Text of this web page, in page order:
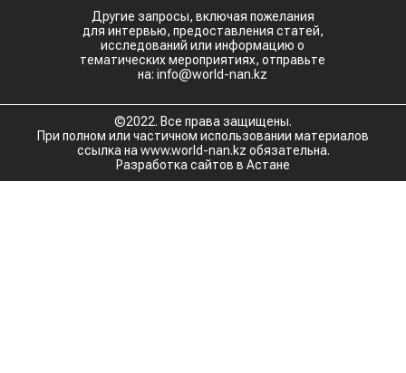
Другие запросы, включая пожелания
для интервью, предоставления статей,
исследований или информацию о
тематических мероприятиях, отправьте
на: info@world-nan.kz
©2022. Все права защищены.
При полном или частичном использовании материалов
ссылка на www.world-nan.kz обязательна.
Разработка сайтов в Астане